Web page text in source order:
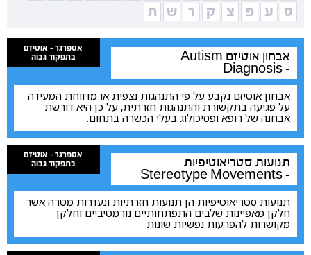
ס
ע פ צ ק ר ש ת
אספרגר - אוטיזם
בתפקוד גבוה
אבחון אוטיזם Autism
Diagnosis -
אבחון אוטיזם נקבע על פי התנהגות נצפית או מדווחת המעידה
על פגיעה בתקשורת והתנהגות חזרתית, על כן היא דורשת
אבחנה של רופא ופסיכולוג בעלי הכשרה בתחום.
אספרגר - אוטיזם
בתפקוד גבוה
תנועות סטריאוטיפיות
Stereotype Movements -
תנועות סטריאוטיפיות הן תנועות חזרתיות ונעדרות מטרה אשר
חלקן מאפיינות שלבים התפתחותיים נורמטיביים וחלקן
מקושרות להפרעות נפשיות שונות